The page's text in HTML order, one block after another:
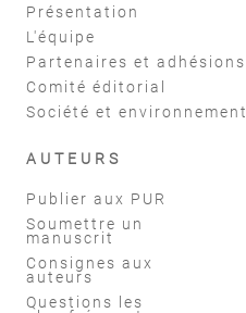
Présentation
L'équipe
Partenaires et adhésions
Comité éditorial
Société et environnement
AUTEURS
Publier aux PUR
Soumettre un
manuscrit
Consignes aux
auteurs
Questions les